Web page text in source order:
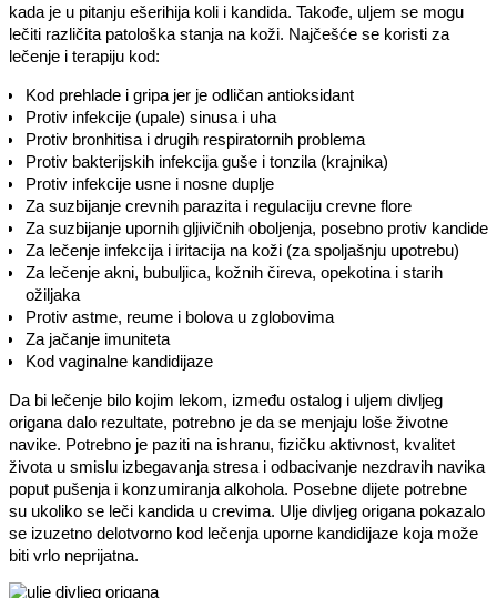
kada je u pitanju ešerihija koli i kandida. Takođe, uljem se mogu
lečiti različita patološka stanja na koži. Najčešće se koristi za
lečenje i terapiju kod:
Kod prehlade i gripa jer je odličan antioksidant
Protiv infekcije (upale) sinusa i uha
Protiv bronhitisa i drugih respiratornih problema
Protiv bakterijskih infekcija guše i tonzila (krajnika)
Protiv infekcije usne i nosne duplje
Za suzbijanje crevnih parazita i regulaciju crevne flore
Za suzbijanje upornih gljivičnih oboljenja, posebno protiv kandide
Za lečenje infekcija i iritacija na koži (za spoljašnju upotrebu)
Za lečenje akni, bubuljica, kožnih čireva, opekotina i starih
ožiljaka
Protiv astme, reume i bolova u zglobovima
Za jačanje imuniteta
Kod vaginalne kandidijaze
Da bi lečenje bilo kojim lekom, između ostalog i uljem divljeg
origana dalo rezultate, potrebno je da se menjaju loše životne
navike. Potrebno je paziti na ishranu, fizičku aktivnost, kvalitet
života u smislu izbegavanja stresa i odbacivanje nezdravih navika
poput pušenja i konzumiranja alkohola. Posebne dijete potrebne
su ukoliko se leči kandida u crevima. Ulje divljeg origana pokazalo
se izuzetno delotvorno kod lečenja uporne kandidijaze koja može
biti vrlo neprijatna.